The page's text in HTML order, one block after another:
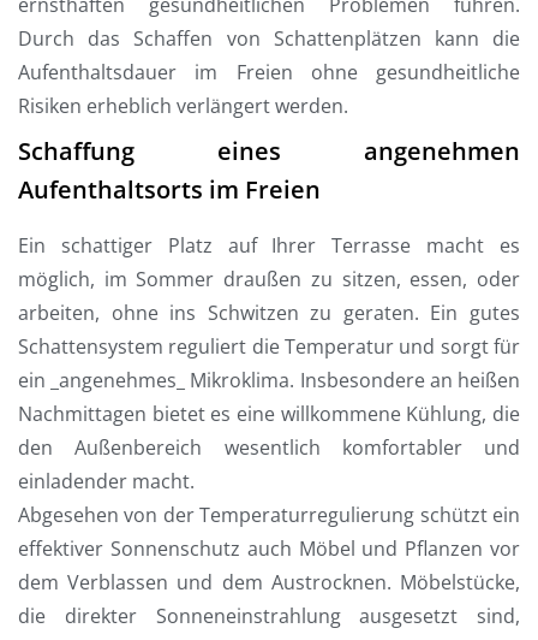
Durch das Schaffen von Schattenplätzen kann die
Aufenthaltsdauer im Freien ohne gesundheitliche
Risiken erheblich verlängert werden.
Schaffung eines angenehmen
Aufenthaltsorts im Freien
Ein schattiger Platz auf Ihrer Terrasse macht es
möglich, im Sommer draußen zu sitzen, essen, oder
arbeiten, ohne ins Schwitzen zu geraten. Ein gutes
Schattensystem reguliert die Temperatur und sorgt für
ein _angenehmes_ Mikroklima. Insbesondere an heißen
Nachmittagen bietet es eine willkommene Kühlung, die
den Außenbereich wesentlich komfortabler und
einladender macht.
Abgesehen von der Temperaturregulierung schützt ein
effektiver Sonnenschutz auch Möbel und Pflanzen vor
dem Verblassen und dem Austrocknen. Möbelstücke,
die direkter Sonneneinstrahlung ausgesetzt sind,